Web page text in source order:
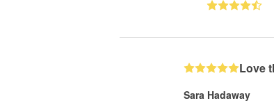
Love
Sara Hadaway